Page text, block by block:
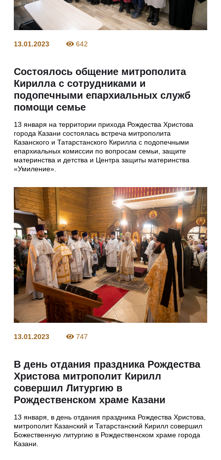
13.01.2023 642
Состоялось общение митрополита
Кирилла с сотрудниками и
подопечными епархиальных служб
помощи семье
13 января на территории прихода Рождества Христова
города Казани состоялась встреча митрополита
Казанского и Татарстанского Кирилла с подопечными
епархиальных комиссии по вопросам семьи, защите
материнства и детства и Центра защиты материнства
«Умиление».
13.01.2023 747
В день отдания праздника Рождества
Христова митрополит Кирилл
совершил Литургию в
Рождественском храме Казани
13 января, в день отдания праздника Рождества Христова,
митрополит Казанский и Татарстанский Кирилл совершил
Божественную литургию в Рождественском храме города
Казани.